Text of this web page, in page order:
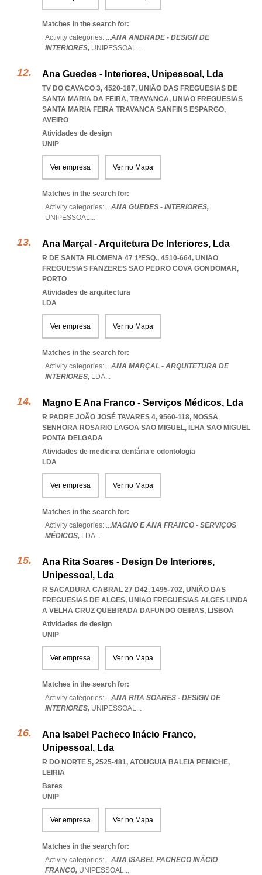
Matches in the search for:
Activity categories: ...ANA ANDRADE - DESIGN DE
INTERIORES, UNIPESSOAL...
Ana Guedes - Interiores, Unipessoal, Lda
TV DO CAVACO 3, 4520-187, UNIÃO DAS FREGUESIAS DE
SANTA MARIA DA FEIRA, TRAVANCA, UNIAO FREGUESIAS
SANTA MARIA FEIRA TRAVANCA SANFINS ESPARGO,
AVEIRO
Atividades de design
UNIP
Ver empresa Ver no Mapa
Matches in the search for:
Activity categories: ...ANA GUEDES - INTERIORES,
UNIPESSOAL...
Ana Marçal - Arquitetura De Interiores, Lda
R DE SANTA FILOMENA 47 1ºESQ., 4510-664, UNIAO
FREGUESIAS FANZERES SAO PEDRO COVA GONDOMAR,
PORTO
Atividades de arquitectura
LDA
Ver empresa Ver no Mapa
Matches in the search for:
Activity categories: ...ANA MARÇAL - ARQUITETURA DE
INTERIORES, LDA...
Magno E Ana Franco - Serviços Médicos, Lda
R PADRE JOÃO JOSÉ TAVARES 4, 9560-118, NOSSA
SENHORA ROSARIO LAGOA SAO MIGUEL, ILHA SAO MIGUEL
PONTA DELGADA
Atividades de medicina dentária e odontologia
LDA
Ver empresa Ver no Mapa
Matches in the search for:
Activity categories: ...MAGNO E ANA FRANCO - SERVIÇOS
MÉDICOS, LDA...
Ana Rita Soares - Design De Interiores,
Unipessoal, Lda
R SACADURA CABRAL 27 D42, 1495-702, UNIÃO DAS
FREGUESIAS DE ALGES, UNIAO FREGUESIAS ALGES LINDA
A VELHA CRUZ QUEBRADA DAFUNDO OEIRAS, LISBOA
Atividades de design
UNIP
Ver empresa Ver no Mapa
Matches in the search for:
Activity categories: ...ANA RITA SOARES - DESIGN DE
INTERIORES, UNIPESSOAL...
Ana Isabel Pacheco Inácio Franco,
Unipessoal, Lda
R DO NORTE 5, 2525-481, ATOUGUIA BALEIA PENICHE,
LEIRIA
Bares
UNIP
Ver empresa Ver no Mapa
Matches in the search for:
Activity categories: ...ANA ISABEL PACHECO INÁCIO
FRANCO, UNIPESSOAL...